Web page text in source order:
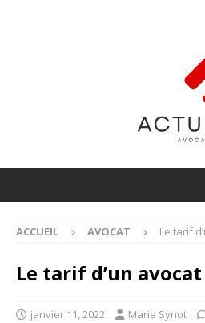
ACCUEIL AVOCAT Le tarif
Le tarif d’un avocat
janvier 11, 2022 Marie Synot